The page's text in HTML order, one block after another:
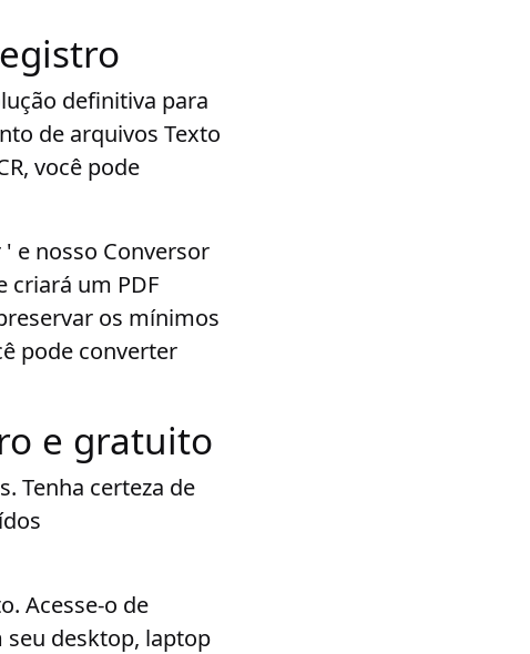
definitiva para
de arquivos Texto
você pode
e nosso Conversor
criará um PDF
os mínimos
pode converter
e gratuito
Tenha certeza de
Acesse-o de
seu desktop, laptop